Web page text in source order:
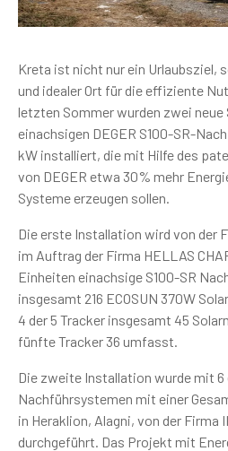
Kreta ist nicht nur ein Urlaubsziel,
und idealer Ort für die effiziente
letzten Sommer wurden zwei
einachsigen DEGER S100-SR-
kW installiert, die mit Hilfe des
von DEGER etwa 30% mehr
Systeme erzeugen sollen.
Die erste Installation wird von der
im Auftrag der Firma HELLAS
Einheiten einachsige S100-SR
insgesamt 216 ECOSUN 370W
4 der 5 Tracker insgesamt 45
fünfte Tracker 36 umfasst.
Die zweite Installation wurde mit 6
Nachführsystemen mit einer
in Heraklion, Alagni, von der Firma
durchgeführt. Das Projekt mit